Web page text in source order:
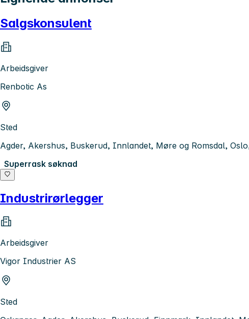
Salgskonsulent
Arbeidsgiver
Renbotic As
Sted
Agder, Akershus, Buskerud, Innlandet, Møre og Romsdal,
Superrask søknad
Industrirørlegger
Arbeidsgiver
Vigor Industrier AS
Sted